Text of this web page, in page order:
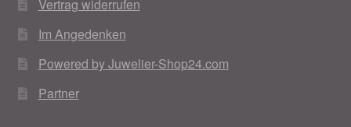
Woocommerce Predictive Search
Vertrag widerrufen
Im Angedenken
Powered by Juwelier-Shop24.com
Partner